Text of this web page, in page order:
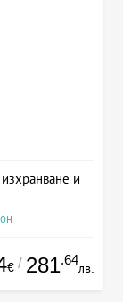
и
€ / 281.64
лв.